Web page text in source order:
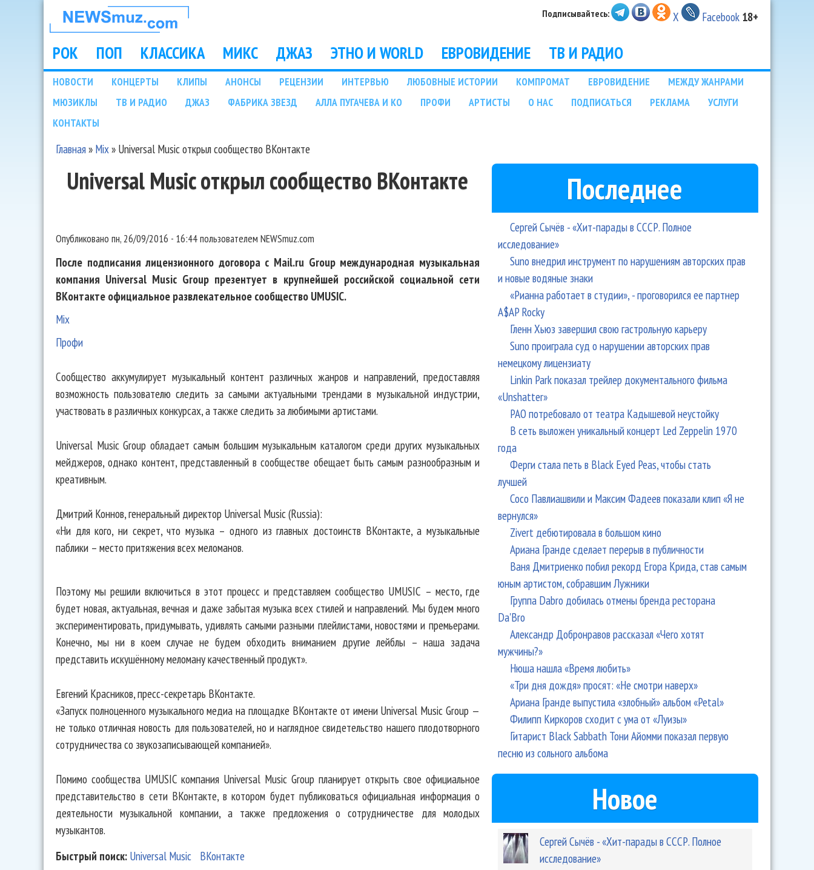
НОВОСТИ
МУЗЫКИ И
ШОУ БИЗНЕСА
NEWSMUZ.COM
Подписывайтесь: X Facebook 18+
Main menu
РОК ПОП КЛАССИКА МИКС ДЖАЗ ЭТНО И WORLD ЕВРОВИДЕНИЕ ТВ И РАДИО
Подразделы
НОВОСТИ КОНЦЕРТЫ КЛИПЫ АНОНСЫ РЕЦЕНЗИИ ИНТЕРВЬЮ ЛЮБОВНЫЕ ИСТОРИИ КОМПРОМАТ ЕВРОВИДЕНИЕ
МЕЖДУ ЖАНРАМИ
МЮЗИКЛЫ
ТВ И РАДИО ДЖАЗ ФАБРИКА ЗВЕЗД АЛЛА ПУГАЧЕВА И КО ПРОФИ АРТИСТЫ О НАС ПОДПИСАТЬСЯ РЕКЛАМА
УСЛУГИ
КОНТАКТЫ
Главная» Mix» Universal Music открыл сообщество ВКонтакте
Universal Music открыл сообщество ВКонтакте
Опубликовано пн, 26/09/2016 - 16:44пользователем NEWSmuz.com
После подписания лицензионного договора с Mail.ru Group международная музыкальная
компания Universal Music Group презентует в крупнейшей российской социальной сети
ВКонтакте официальное развлекательное сообщество UMUSIC.
Mix
Профи
Cообщество аккумулирует музыкальный контент различных жанров и направлений, предоставляя
возможность пользователю следить за самыми актуальными трендами в музыкальной индустрии,
участвовать в различных конкурсах, а также следить за любимыми артистами.
Universal Music Group обладает самым большим музыкальным каталогом среди других музыкальных
мейджеров, однако контент, представленный в сообществе обещает быть самым разнообразным и
креативным.
Дмитрий Коннов, генеральный директор Universal Music (Russia):
«Ни для кого, ни секрет, что музыка – одного из главных достоинств ВКонтакте, а музыкальные
паблики – место притяжения всех меломанов.
Поэтому мы решили включиться в этот процесс и представляем сообщество UMUSIC – место, где
будет новая, актуальная, вечная и даже забытая музыка всех стилей и направлений. Мы будем много
экспериментировать, придумывать, удивлять самыми разными плейлистами, новостями и премьерами.
Конечно, мы ни в коем случае не будем обходить вниманием другие лейблы – наша задача
представить искушённому меломану качественный продукт».
Евгений Красников, пресс-секретарь ВКонтакте.
«Запуск полноценного музыкального медиа на площадке ВКонтакте от имени Universal Music Group —
не только отличная новость для пользователей, но и наглядное свидетельство нашего плодотворного
сотрудничества со звукозаписывающей компанией».
Помимо сообщества UMUSIC компания Universal Music Group планирует открыть свое официальное
представительство в сети ВКонтакте, в котором будет публиковаться официальная информация о
деятельности музыкальной компании, а также предложения о сотрудничестве для молодых
музыкантов.
Быстрый поиск: Universal Music ВКонтакте
Последнее
Сергей Сычёв - «Хит-парады в СССР. Полное
исследование»
Suno внедрил инструмент по нарушениям авторских прав
и новые водяные знаки
«Рианна работает в студии», - проговорился ее партнер
A$AP Rocky
Гленн Хьюз завершил свою гастрольную карьеру
Suno проиграла суд о нарушении авторских прав
немецкому лицензиату
Linkin Park показал трейлер документального фильма
«Unshatter»
РАО потребовало от театра Кадышевой неустойку
В сеть выложен уникальный концерт Led Zeppelin 1970
года
Ферги стала петь в Black Eyed Peas, чтобы стать
лучшей
Сосо Павлиашвили и Максим Фадеев показали клип «Я не
вернулся»
Zivert дебютировала в большом кино
Ариана Гранде сделает перерыв в публичности
Ваня Дмитриенко побил рекорд Егора Крида, став самым
юным артистом, собравшим Лужники
Группа Dabro добилась отмены бренда ресторана
Da'Bro
Александр Добронравов рассказал «Чего хотят
мужчины?»
Нюша нашла «Время любить»
«Три дня дождя» просят: «Не смотри наверх»
Ариана Гранде выпустила «злобный» альбом «Petal»
Филипп Киркоров сходит с ума от «Луизы»
Гитарист Black Sabbath Тони Айомми показал первую
песню из сольного альбома
Новое
Сергей Сычёв - «Хит-парады в СССР. Полное
исследование»